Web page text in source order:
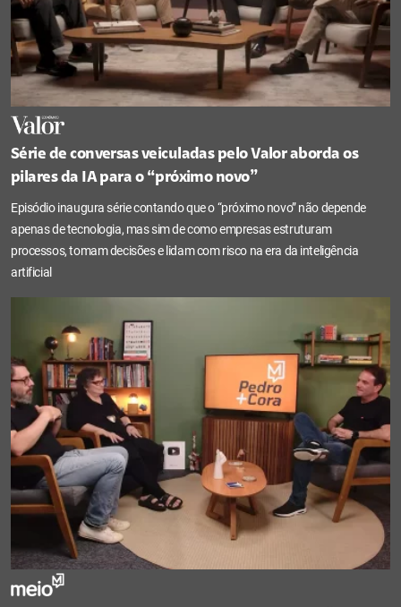
Série de conversas veiculadas pelo Valor aborda os
pilares da IA para o “próximo novo”
Episódio inaugura série contando que o “próximo novo” não depende
apenas de tecnologia, mas sim de como empresas estruturam
processos, tomam decisões e lidam com risco na era da inteligência
artificial